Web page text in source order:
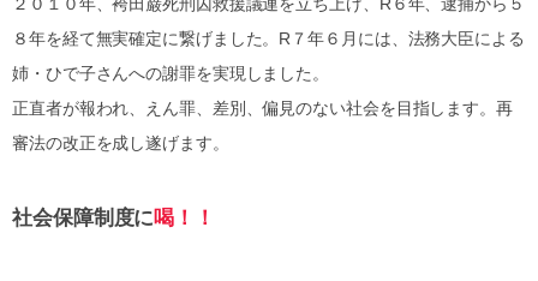
２０１０年、袴田巌死刑囚救援議連を立ち上げ、R６年、逮捕から５
８年を経て無実確定に繋げました。R７年６月には、法務大臣による
姉・ひで子さんへの謝罪を実現しました。
正直者が報われ、えん罪、差別、偏見のない社会を目指します。再
審法の改正を成し遂げます。
社会保障制度に喝！！